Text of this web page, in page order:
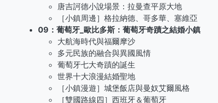
唐吉訶德小說場景：拉曼查平原大地
［小鎮周邊］格拉納德、哥多華、塞維亞
09：葡萄牙_歐比多斯：葡萄牙奇蹟之結婚小鎮
大航海時代與福爾摩沙
多元民族的融合與異國風情
葡萄牙七大奇蹟的誕生
世界十大浪漫結婚聖地
［小鎮漫遊］城堡飯店與曼奴艾爾風格
［雙國路線四］西班牙＆葡萄牙